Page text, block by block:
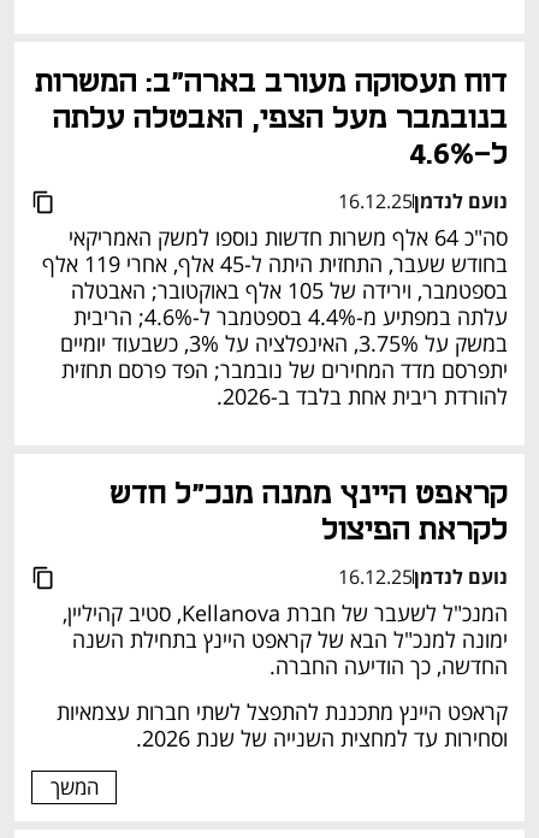
דוח תעסוקה מעורב בארה"ב: המשרות
בנובמבר מעל הצפי, האבטלה עלתה
ל-4.6%
נועם לנדמן16.12.25
בחודש שעבר, התחזית היתה ל-45 אלף, אחרי 119 אלף
עלתה במפתיע מ-4.4% בספטמבר ל-4.6%; הריבית
יתפרסם מדד המחירים של נובמבר; הפד פרסם תחזית
להורדת ריבית אחת בלבד ב-2026.
לקראת הפיצול
נועם לנדמן16.12.25
החדשה, כך הודיעה החברה.
קראפט היינץ מתכננת להתפצל לשתי חברות עצמאיות
וסחירות עד למחצית השנייה של שנת 2026.
המשך